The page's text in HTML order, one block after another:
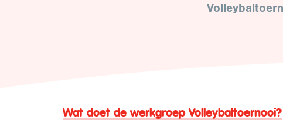
Wat doet de werkgroep Volleybaltoernooi?